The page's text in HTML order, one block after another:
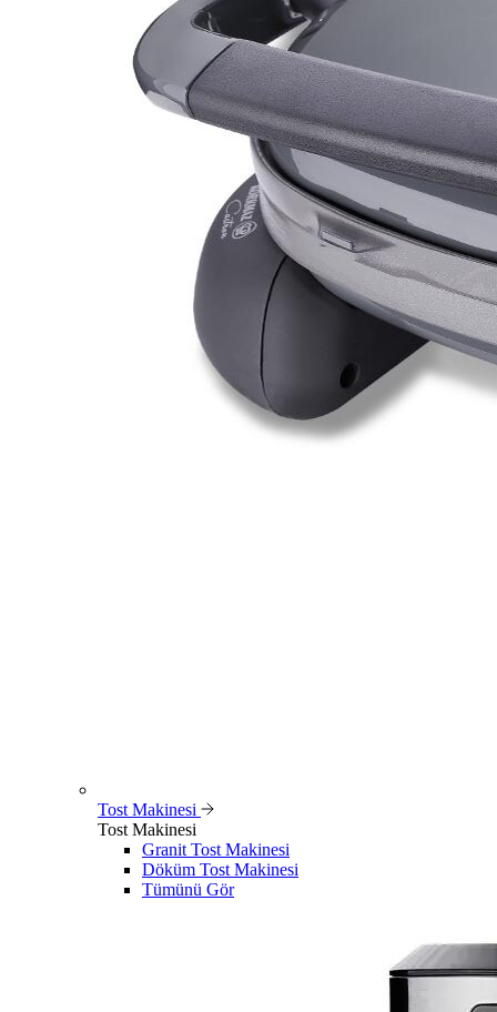
Tost Makinesi
Tost Makinesi
Granit Tost Makinesi
Döküm Tost Makinesi
Tümünü Gör